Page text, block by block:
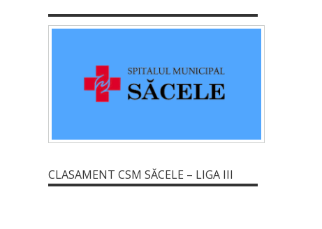
CLASAMENT CSM SĂCELE – LIGA III